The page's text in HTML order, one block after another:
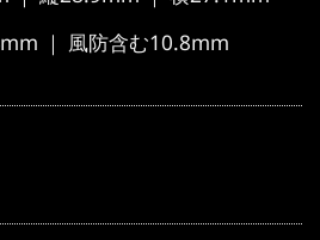
｜ 風防含む10.8mm